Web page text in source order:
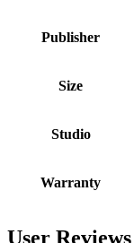
Publisher
Size
Studio
Warranty
User Reviews